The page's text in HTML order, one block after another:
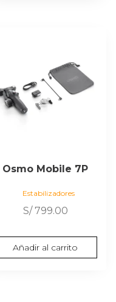
Osmo Mobile 7P
Estabilizadores
S/799.00
Añadir al carrito